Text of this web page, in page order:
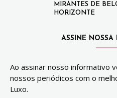
MIRANTES DE
HORIZONTE
ASSINE NOSSA
Ao assinar nosso informativo
nossos periódicos com o
Luxo.